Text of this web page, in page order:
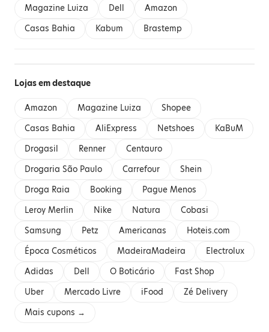
Magazine Luiza Dell
Amazon
Casas Bahia
Kabum Brastemp
Lojas em destaque
Amazon Magazine Luiza
Shopee
Casas Bahia
AliExpress Netshoes
KaBuM
Drogasil
Renner
Centauro
Drogaria São Paulo
Carrefour
Shein
Droga Raia
Booking
Pague Menos
Leroy Merlin
Nike Natura
Cobasi
Samsung
Petz Americanas
Hoteis.com
Época Cosméticos
MadeiraMadeira
Electrolux
Adidas
Dell O Boticário
Fast Shop
Uber
Mercado Livre iFood
Zé Delivery
Mais cupons →